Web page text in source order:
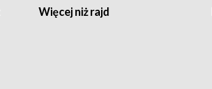
Więcej niż rajd